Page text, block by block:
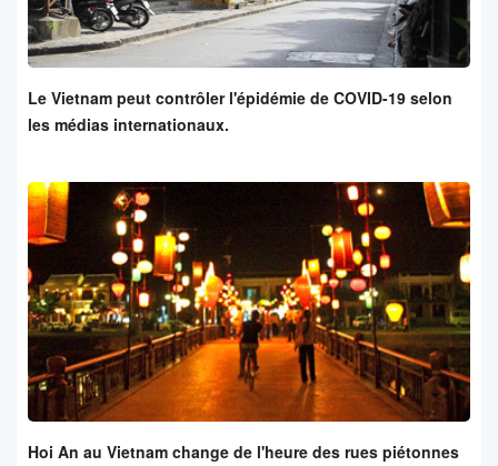
Le Vietnam peut contrôler l'épidémie de COVID-19 selon
les médias internationaux.
Hoi An au Vietnam change de l'heure des rues piétonnes